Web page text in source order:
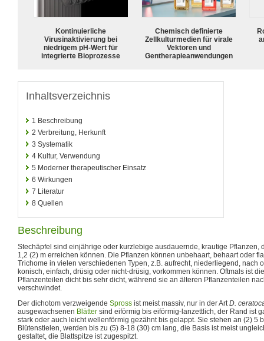
Kontinuierliche
Virusinaktivierung bei
niedrigem pH-Wert für
integrierte Bioprozesse
Chemisch definierte
Zellkulturmedien für virale
Vektoren und
Gentherapieanwendungen
Inhaltsverzeichnis
1 Beschreibung
2 Verbreitung, Herkunft
3 Systematik
4 Kultur, Verwendung
5 Moderner therapeutischer Einsatz
6 Wirkungen
7 Literatur
8 Quellen
Beschreibung
Stechäpfel sind einjährige oder kurzlebige ausdauernde, krautige Pflanzen,
1,2 (2) m erreichen können. Die Pflanzen können unbehaart, behaart oder
Trichome in vielen verschiedenen Typen, z.B. aufrecht, niederliegend, nach
konisch, einfach, drüsig oder nicht-drüsig, vorkommen können. Oftmals ist
Pflanzenteilen dicht bis sehr dicht, während sie an älteren Pflanzenteilen
verschwindet.
Der dichotom verzweigende Spross ist meist massiv, nur in der ArtD.
ausgewachsenen Blätter sind eiförmig bis eiförmig-lanzettlich, der Rand ist
stark oder auch leicht wellenförmig gezähnt bis gelappt. Sie stehen an (2) 5
Blütenstielen, werden bis zu (5) 8-18 (30) cm lang, die Basis ist meist
gestaltet, die Blattspitze ist zugespitzt.